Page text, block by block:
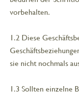
vorbehalten.
1.2 Diese
sie nicht nochmals
1.3 Sollten einzelne